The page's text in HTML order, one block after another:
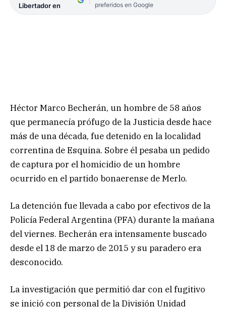
Libertador en
preferidos en Google
Héctor Marco Becherán, un hombre de 58 años
que permanecía prófugo de la Justicia desde hace
más de una década, fue detenido en la localidad
correntina de Esquina. Sobre él pesaba un pedido
de captura por el homicidio de un hombre
ocurrido en el partido bonaerense de Merlo.
La detención fue llevada a cabo por efectivos de la
Policía Federal Argentina (PFA) durante la mañana
del viernes. Becherán era intensamente buscado
desde el 18 de marzo de 2015 y su paradero era
desconocido.
La investigación que permitió dar con el fugitivo
se inició con personal de la División Unidad